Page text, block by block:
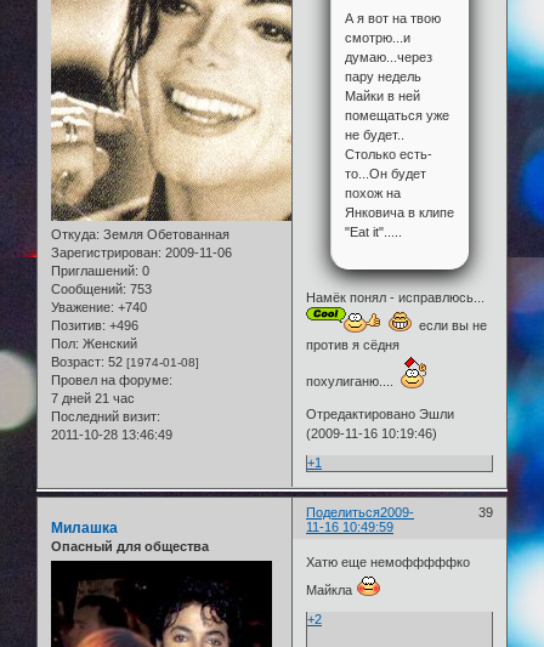
Откуда: Земля Обетованная
Зарегистрирован: 2009-11-06
Приглашений: 0
Сообщений: 753
Уважение: +740
Позитив: +496
Пол: Женский
Возраст: 52 [1974-01-08]
Провел на форуме:
7 дней 21 час
Последний визит:
2011-10-28 13:46:49
А я вот на твою
смотрю...и
думаю...через
пару недель
Майки в ней
помещаться уже
не будет..
Столько есть-
то...Он будет
похож на
Янковича в клипе
"Eat it".....
Намёк понял - исправлюсь...
если вы не
против я сёдня
похулиганю....
Отредактировано Эшли
(2009-11-16 10:19:46)
+1
Поделиться 39
2009-
11-16 10:49:59
Милашка
Опасный для общества
Хатю еще немофффффко
Майкла
+2